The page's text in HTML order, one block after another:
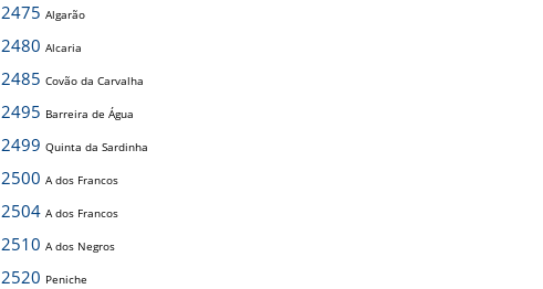
2475 Algarão
2480 Alcaria
2485 Covão da Carvalha
2495 Barreira de Água
2499 Quinta da Sardinha
2500 A dos Francos
2504 A dos Francos
2510 A dos Negros
2520 Peniche